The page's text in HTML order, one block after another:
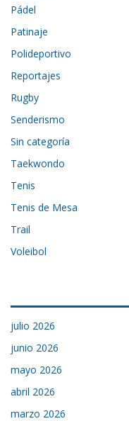
Pádel
Patinaje
Polideportivo
Reportajes
Rugby
Senderismo
Sin categoría
Taekwondo
Tenis
Tenis de Mesa
Trail
Voleibol
julio 2026
junio 2026
mayo 2026
abril 2026
marzo 2026